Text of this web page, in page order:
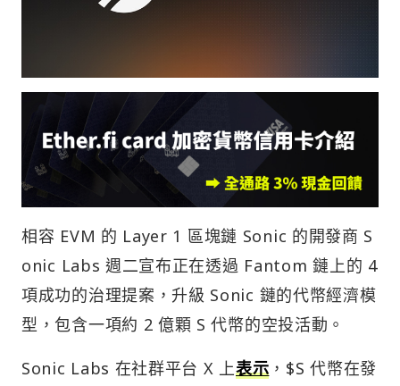
相容 EVM 的 Layer 1 區塊鏈 Sonic 的開發商 S
onic Labs 週二宣布正在透過 Fantom 鏈上的 4
項成功的治理提案，升級 Sonic 鏈的代幣經濟模
型，包含一項約 2 億顆 S 代幣的空投活動。
Sonic Labs 在社群平台 X 上表示 ，$S 代幣在發